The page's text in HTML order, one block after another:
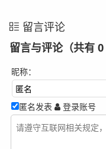
留言评论
留言与评论（共有 0
昵称：
匿名发表 登录账号